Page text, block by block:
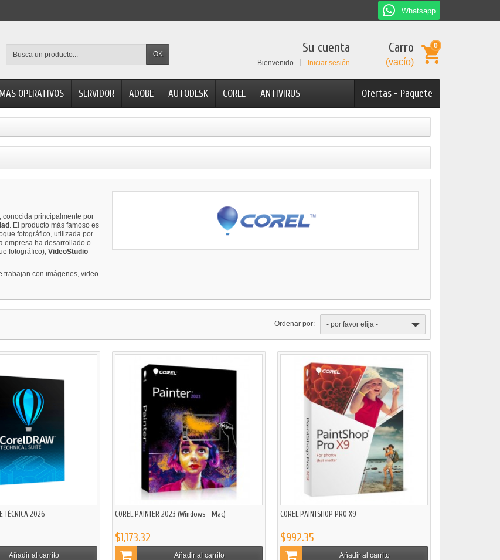
Whatsapp
OK Carro
(vacío)
0
Su cuenta
Bienvenido Iniciar sesión
Ofertas - Paquete
OPERATIVOS SERVIDOR ADOBE AUTODESK COREL ANTIVIRUS
conocida principalmente por
. El producto más famoso es
fotográfico, utilizada por
empresa ha desarrollado o
fotográfico), VideoStudio
trabajan con imágenes, video
Ordenar por: - por favor elija -
TÉCNICA 2026
Añadir al carrito
COREL PAINTER 2023 (Windows - Mac)
$1,173.32
Añadir al carrito
COREL PAINTSHOP PRO X9
$992.35
Añadir al carrito